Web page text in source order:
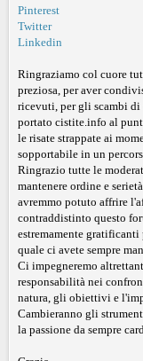
Pinterest
Twitter
Linkedin
Ringraziamo col cuore
preziosa, per aver
ricevuti, per gli scambi di
portato cistite.info al
le risate strappate ai
sopportabile in un
Ringrazio tutte le
mantenere ordine e
avremmo potuto affrire
contraddistinto questo
estremamente
quale ci avete sempre
Ci impegneremo
responsabilità nei
natura, gli obiettivi e
Cambieranno gli
la passione da sempre